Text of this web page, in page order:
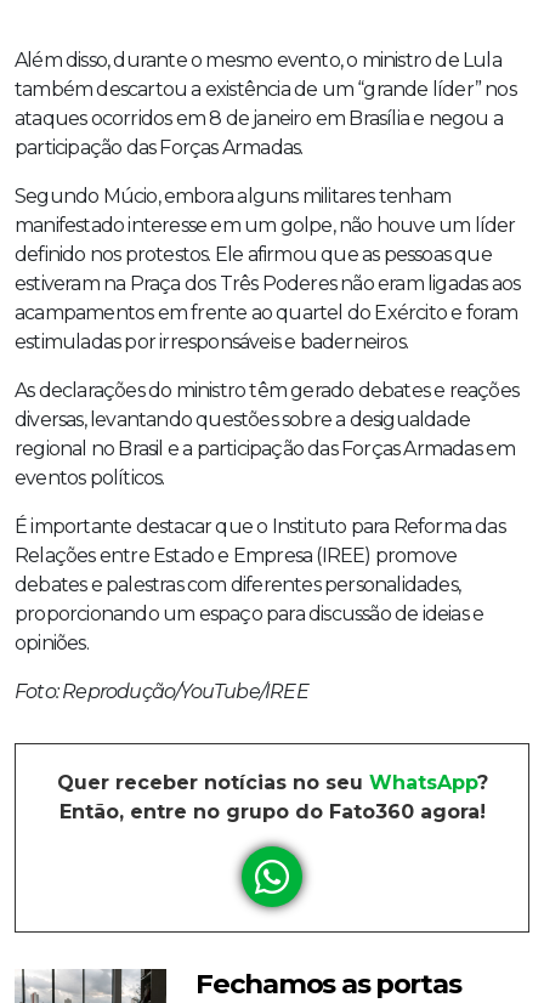
Além disso, durante o mesmo evento, o ministro de Lula
também descartou a existência de um “grande líder” nos
ataques ocorridos em 8 de janeiro em Brasília e negou a
participação das Forças Armadas.
Segundo Múcio, embora alguns militares tenham
manifestado interesse em um golpe, não houve um líder
definido nos protestos. Ele afirmou que as pessoas que
estiveram na Praça dos Três Poderes não eram ligadas aos
acampamentos em frente ao quartel do Exército e foram
estimuladas por irresponsáveis e baderneiros.
As declarações do ministro têm gerado debates e reações
diversas, levantando questões sobre a desigualdade
regional no Brasil e a participação das Forças Armadas em
eventos políticos.
É importante destacar que o Instituto para Reforma das
Relações entre Estado e Empresa (IREE) promove
debates e palestras com diferentes personalidades,
proporcionando um espaço para discussão de ideias e
opiniões.
Foto: Reprodução/YouTube/IREE
Quer receber notícias no seu WhatsApp?
Então, entre no grupo do Fato360 agora!
Fechamos as portas